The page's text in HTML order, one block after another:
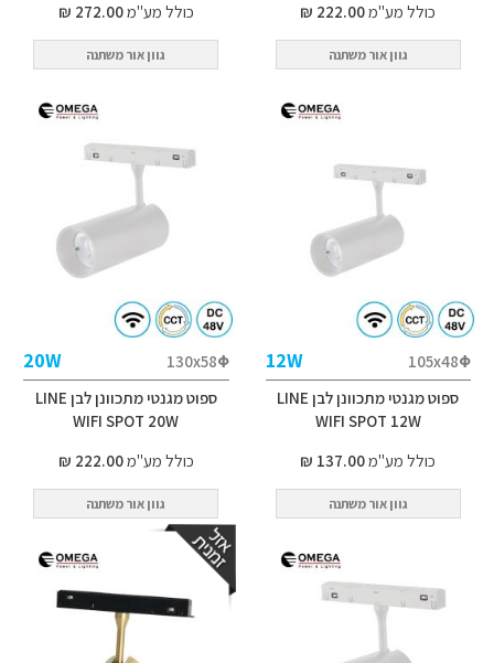
כולל מע"מ222.00 ₪
גוון אור משתנה
כולל מע"מ272.00 ₪
גוון אור משתנה
105x48Φ
12W
ספוט מגנטי מתכוונן לבן LINE
WIFI SPOT 12W
כולל מע"מ137.00 ₪
גוון אור משתנה
130x58Φ
20W
ספוט מגנטי מתכוונן לבן LINE
WIFI SPOT 20W
כולל מע"מ222.00 ₪
גוון אור משתנה